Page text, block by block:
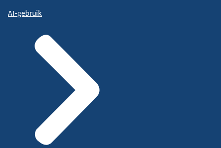
AI-gebruik